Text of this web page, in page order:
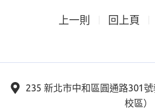
上一則 回上頁
235 新北市中和區圓通路301
校區）